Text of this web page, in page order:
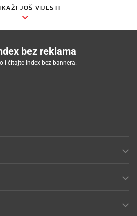
JOŠ VIJESTI
bez reklama
i čitajte Index bez bannera.